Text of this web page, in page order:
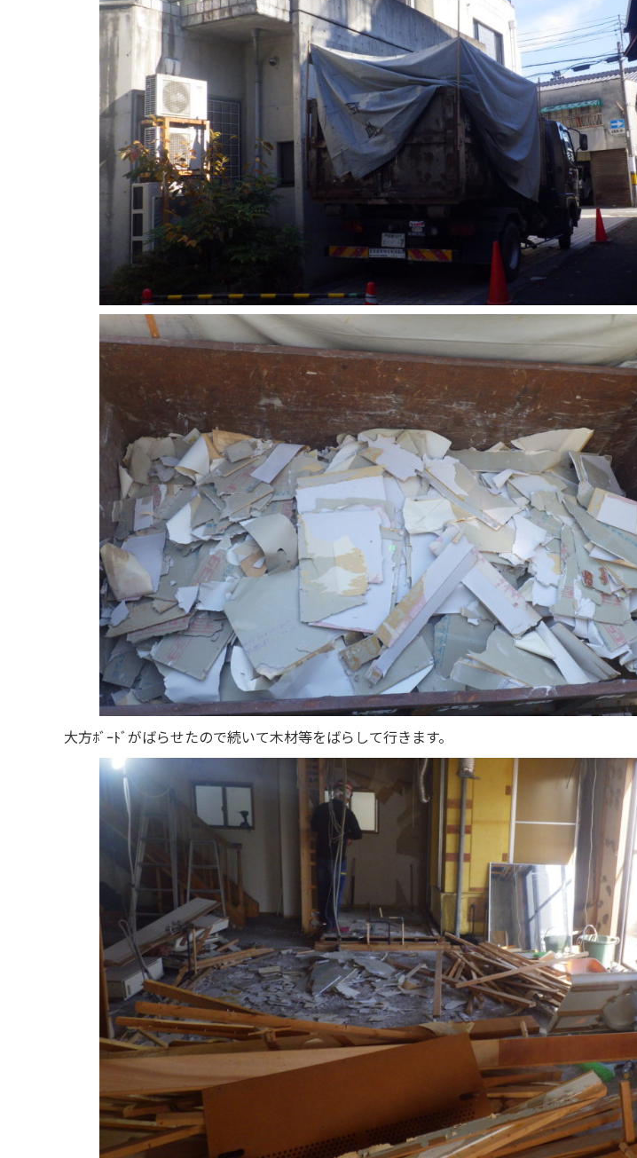
大方ﾎﾞｰﾄﾞがばらせたので続いて木材等をばらして行きます。